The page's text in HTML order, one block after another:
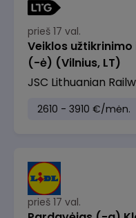
prieš 17 val.
Veiklos
(-ė) (Vilnius, LT)
JSC Lithuanian
2610 - 3910 €/mėn.
prieš 17 val.